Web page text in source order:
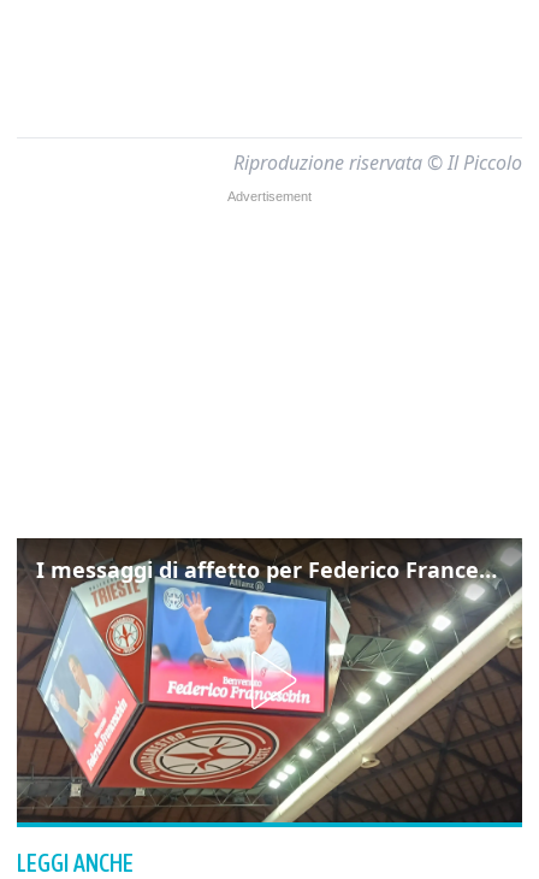
Riproduzione riservata © Il Piccolo
I messaggi di affetto per Federico Franceschin: così il mondo del basket gli è stato accanto fino all’ultimo
LEGGI ANCHE